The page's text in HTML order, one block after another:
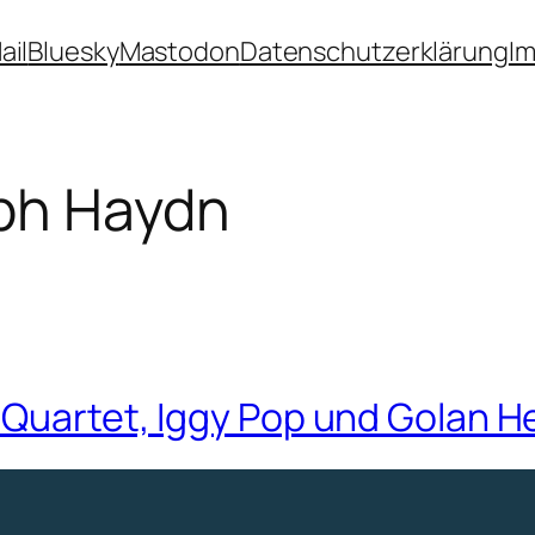
BlueskyMastodonDatenschutzerklärung
Haydn
Iggy Pop und Golan